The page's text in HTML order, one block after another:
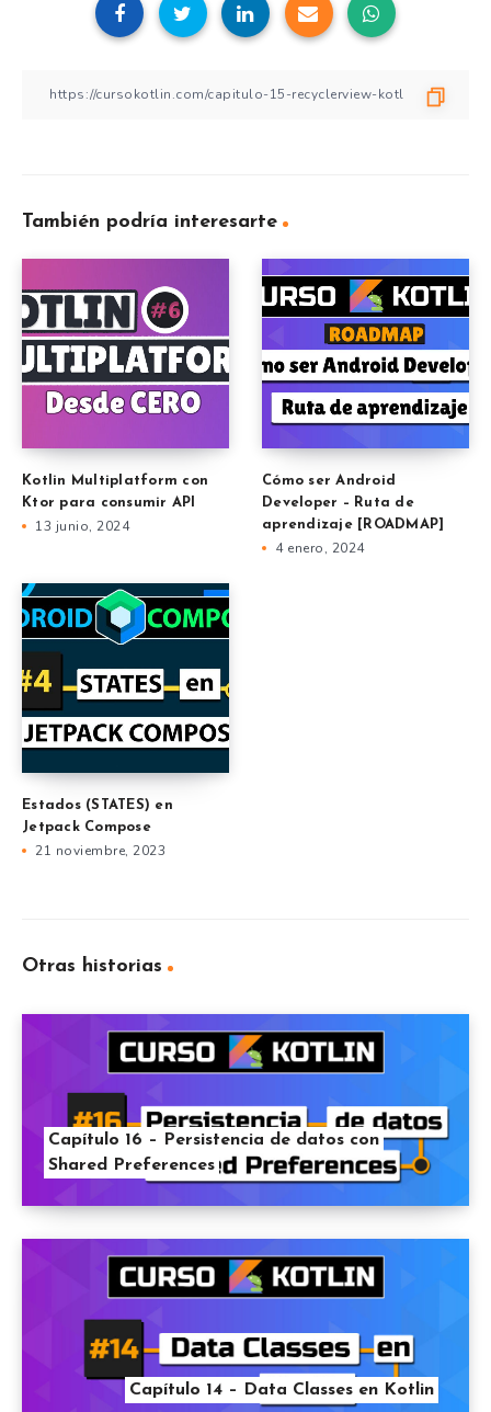
También podría interesarte
Kotlin Multiplatform con
Ktor para consumir API
13 junio, 2024
Cómo ser Android
Developer – Ruta de
aprendizaje [ROADMAP]
4 enero, 2024
Estados (STATES) en
Jetpack Compose
21 noviembre, 2023
Otras historias
Capítulo 16 – Persistencia de datos con
Shared Preferences
Capítulo 14 – Data Classes en Kotlin